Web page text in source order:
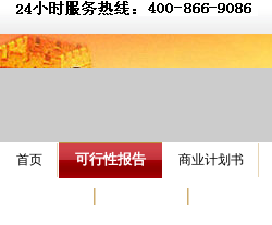
首页 可行性报告 商业计划书